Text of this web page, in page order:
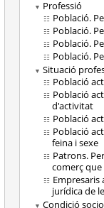
Professió
Població.
Població.
Població.
Població.
Situació
Població
Població
d'activitat
Població
Població
feina i sexe
Patrons.
comerç
Empresaris
jurídica de
Condició